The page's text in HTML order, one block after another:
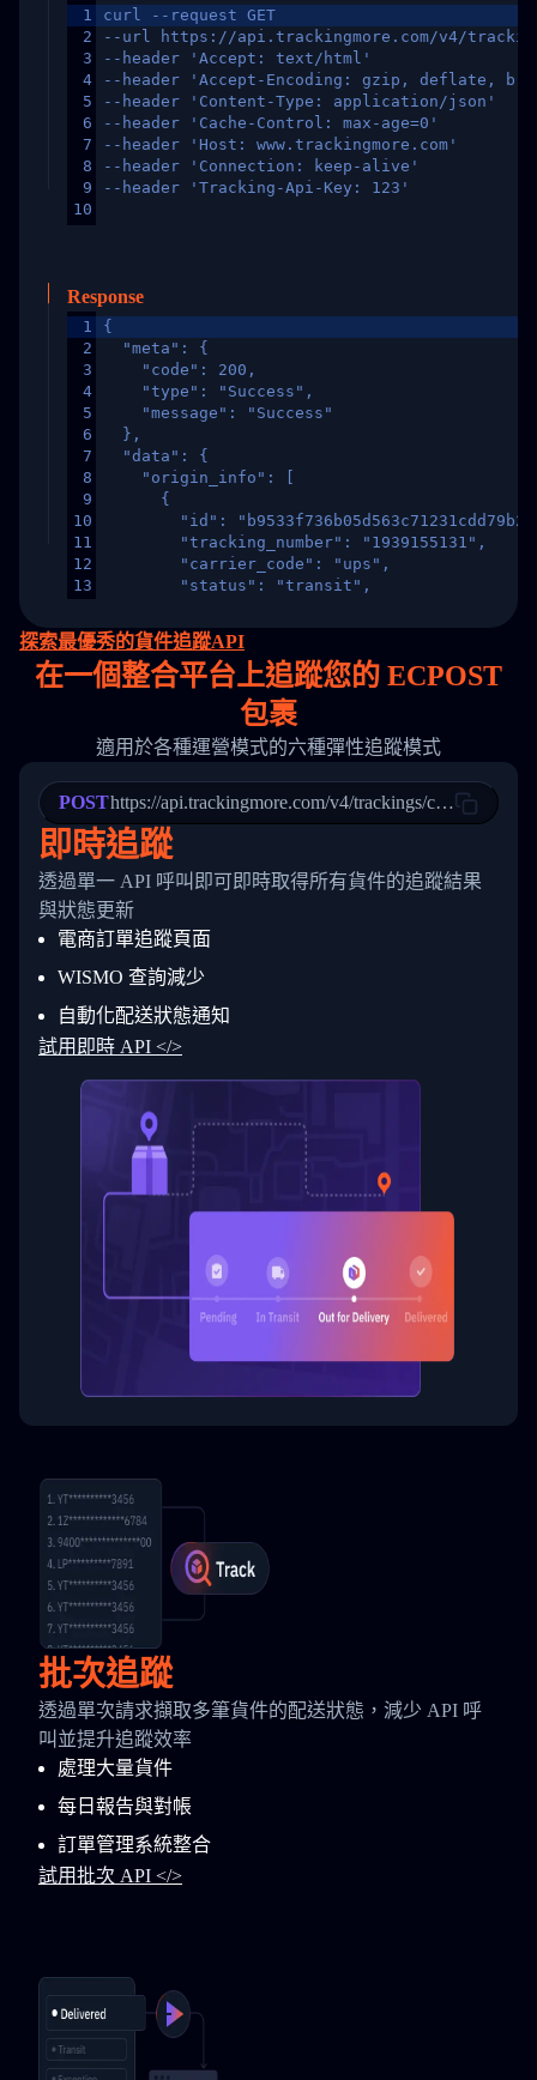
1
2
3
4
5
6
7
8
9
10
curl --request GET
--url https://api.trackingmore.com/v4/trackings/
--header 'Accept: text/html'
--header 'Accept-Encoding: gzip, deflate,
--header 'Content-Type: application/json'
--header 'Cache-Control: max-age=0'
--header 'Host: www.trackingmore.com'
--header 'Connection: keep-alive'
--header 'Tracking-Api-Key: 123'
Response
1
2
3
4
5
6
7
8
9
10
11
12
13
15
16
17
22
23
24
25
27
28
29
30
31
33
34
{
  "meta": {
    "code": 200,
    "type": "Success",
    "message": "Success"
  },
  "data": {
    "origin_info": [
      {
"id":
        "tracking_number": "1939155131",
        "carrier_code": "ups",
        "status": "transit",
"destination_country": "United
        "itemTimeLength": 2,
        "weblink": "",
        "phone": null,
        "trackinfo": [
          {
            "Date": "2017-03-08 04: 22: 00",
"StatusDescription": "Departed
"Details": "Departed Facility
          },
          {
            "Date": "2017-03-06 15:28:00",
"StatusDescription": "Shipment
"Details": "BEIJING-
          }
        ]
      }
  }
}
探索最優秀的貨件追蹤API
在一個整合平台上追蹤您的 ECPOST
包裹
適用於各種運營模式的六種彈性追蹤模式
POSThttps://api.trackingmore.com/v4/trackings/create
即時追蹤
透過單一 API 呼叫即可即時取得所有貨件的追蹤結果
與狀態更新
電商訂單追蹤頁面
WISMO 查詢減少
自動化配送狀態通知
試用即時 API </>
批次追蹤
透過單次請求擷取多筆貨件的配送狀態，減少 API 呼
叫並提升追蹤效率
處理大量貨件
每日報告與對帳
訂單管理系統整合
試用批次 API </>